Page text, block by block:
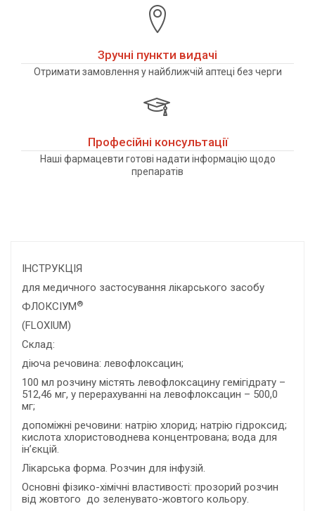
Зручні пункти видачі
Отримати замовлення у найближчій аптеці без черги
Професійні консультації
Наші фармацевти готові надати інформацію щодо
препаратів
ІНСТРУКЦІЯ
для медичного застосування лікарського засобу
ФЛОКСІУМ ®
(FLOXIUM)
Склад:
діюча речовина: левофлоксацин;
100 мл розчину містять левофлоксацину гемігідрату –
512,46 мг, у перерахуванні на левофлоксацин – 500,0
мг;
допоміжні речовини: натрію хлорид; натрію гідроксид;
кислота хлористоводнева концентрована; вода для
ін’єкцій.
Лікарська форма. Розчин для інфузій.
Основні фiзико-хiмiчнi властивості: прозорий розчин
від жовтого до зеленувато-жовтого кольору.